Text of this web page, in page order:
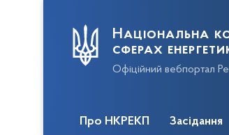
Національна
сферах
Офіційний вебпортал
Про НКРЕКП Засідання